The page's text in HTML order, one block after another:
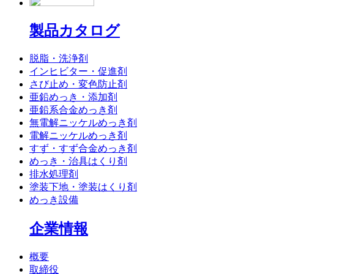
製品カタログ
脱脂・洗浄剤
インヒビター・促進剤
さび止め・変色防止剤
亜鉛めっき・添加剤
亜鉛系合金めっき剤
無電解ニッケルめっき剤
電解ニッケルめっき剤
すず・すず合金めっき剤
めっき・治具はくり剤
排水処理剤
塗装下地・塗装はくり剤
めっき設備
企業情報
概要
取締役